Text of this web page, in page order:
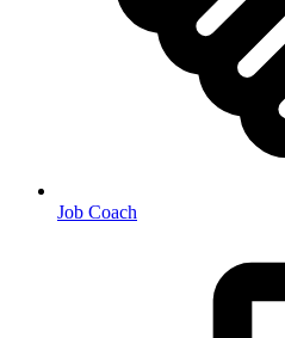
Job Coach